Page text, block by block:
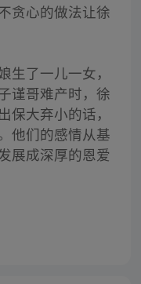
贪心的做法让徐
生了一儿一女，
谨哥难产时，徐
保大弃小的话，
他们的感情从基
展成深厚的恩爱